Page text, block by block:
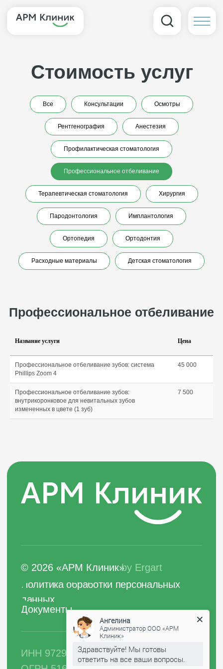
Все Консультации Осмотры
Рентгенография Анестезия
Профилактическая стоматология
Профессиональное отбеливание
Терапевтическая стоматология Хирургия
Пародонтология Имплантология
Ортопедия Ортодонтия
Расходные материалы Детская стоматология
Профессиональное отбеливание
Название услуги Цена
Профессиональное отбеливание зубов: система
Phillips Zoom 4
45 000
Профессиональное отбеливание зубов:
внутрикоронковое для невитальных зубов
измененных в цвете (1 зуб)
7 500
Вся информация на сайте носит
ознакомительный характер
© 2026 «АРМ Клиник»
Политика обработки персональных
by Ergart
Ангелина
Администратор ООО «АРМ
Клиник»
Здравствуйте! Мы готовы
ответить на все ваши вопросы.